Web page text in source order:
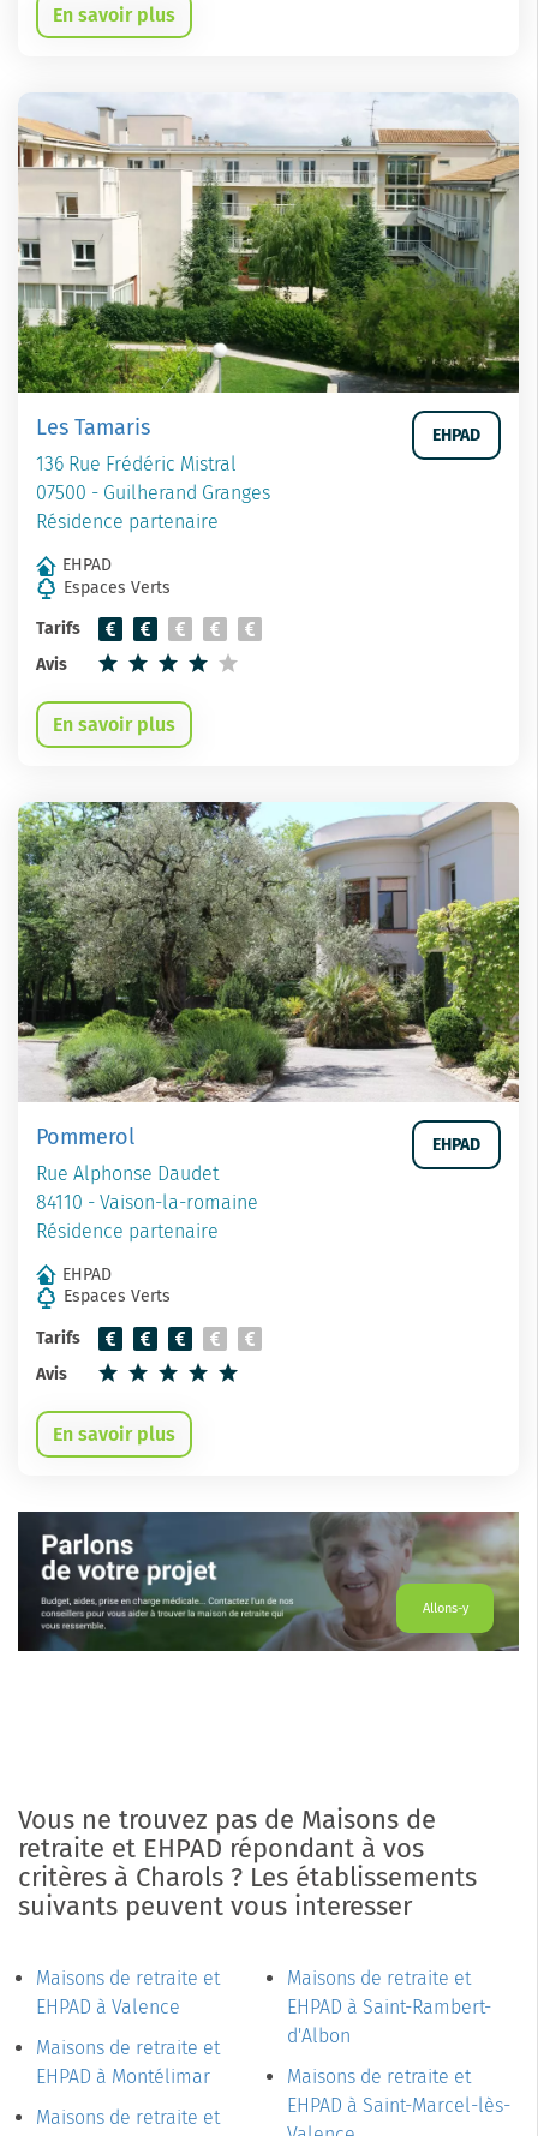
En savoir plus
Les Tamaris
136 Rue Frédéric Mistral
07500 - Guilherand Granges
Résidence partenaire
EHPAD
EHPAD
Espaces Verts
Tarifs
Avis
En savoir plus
Pommerol
Rue Alphonse Daudet
84110 - Vaison-la-romaine
Résidence partenaire
EHPAD
EHPAD
Espaces Verts
Tarifs
Avis
En savoir plus
Allons-y
Vous ne trouvez pas de Maisons de
retraite et EHPAD répondant à vos
critères à Charols ? Les établissements
suivants peuvent vous interesser
Maisons de retraite et
EHPAD à Valence
Maisons de retraite et
EHPAD à Montélimar
Maisons de retraite et
Maisons de retraite et
EHPAD à Saint-Rambert-
d'Albon
Maisons de retraite et
EHPAD à Saint-Marcel-lès-